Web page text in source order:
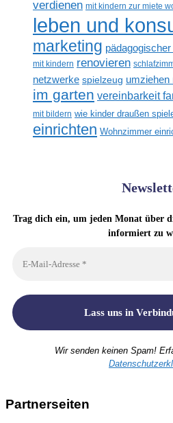
verdienen mit kindern zur miete
leben und
marketing
mit kindern renovieren
netzwerke spielzeug umziehen
im garten vereinbarkeit
mit bildern wie kinder draußen
einrichten Wohnzimmer
Trag dich ein, um jeden Monat über
informiert zu
Wir senden keinen Spam!
Partnerseiten